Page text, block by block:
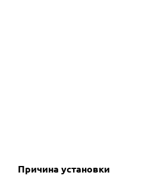
Причина установки